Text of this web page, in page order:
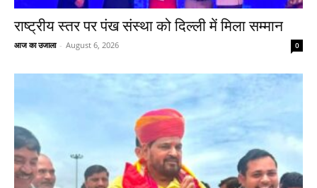
राष्ट्रीय स्तर पर पंख संस्था को दिल्ली में मिला सम्मान
आज का उजाला - August 6, 2026 0